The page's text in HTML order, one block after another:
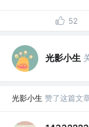
52
光影小生
光影小生 赞了这篇文